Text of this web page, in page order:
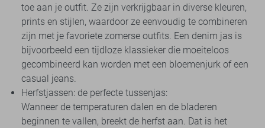
toe aan je outfit. Ze zijn verkrijgbaar in diverse kleuren,
prints en stijlen, waardoor ze eenvoudig te combineren
zijn met je favoriete zomerse outfits. Een denim jas is
bijvoorbeeld een tijdloze klassieker die moeiteloos
gecombineerd kan worden met een bloemenjurk of een
casual jeans.
Herfstjassen: de perfecte tussenjas:
Wanneer de temperaturen dalen en de bladeren
beginnen te vallen, breekt de herfst aan. Dat is het